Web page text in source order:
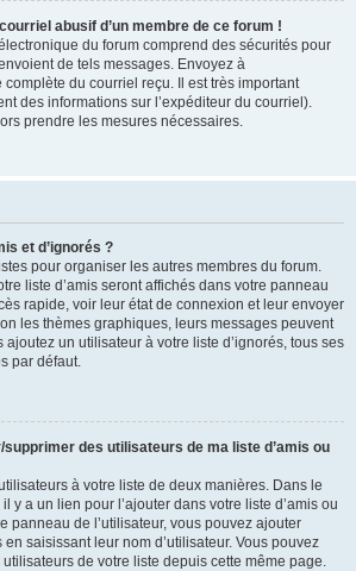
abusif d’un membre de ce forum !
du forum comprend des sécurités pour
de tels messages. Envoyez à
complète du courriel reçu. Il est très important
des informations sur l’expéditeur du courriel).
prendre les mesures nécessaires.
et d’ignorés ?
pour organiser les autres membres du forum.
liste d’amis seront affichés dans votre panneau
rapide, voir leur état de connexion et leur envoyer
les thèmes graphiques, leurs messages peuvent
ajoutez un utilisateur à votre liste d’ignorés, tous ses
par défaut.
des utilisateurs de ma liste d’amis ou
à votre liste de deux manières. Dans le
y a un lien pour l’ajouter dans votre liste d’amis ou
panneau de l’utilisateur, vous pouvez ajouter
saisissant leur nom d’utilisateur. Vous pouvez
de votre liste depuis cette même page.